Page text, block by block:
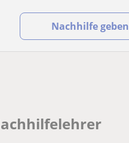
Nachhilfe geben